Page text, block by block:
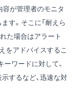
容が管理者のモニタ
す。そこに「耐えら
た場合はアラート
をアドバイスするこ
ーワードに対して、
するなど、迅速な対